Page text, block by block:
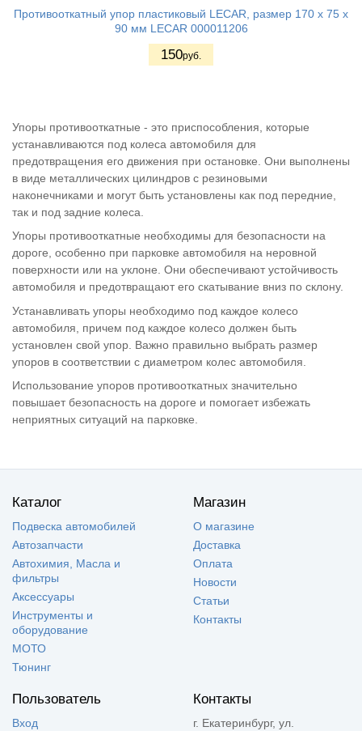
Противооткатный упор пластиковый LECAR, размер 170 х 75 х
90 мм LECAR 000011206
150руб.
Упоры противооткатные - это приспособления, которые
устанавливаются под колеса автомобиля для
предотвращения его движения при остановке. Они выполнены
в виде металлических цилиндров с резиновыми
наконечниками и могут быть установлены как под передние,
так и под задние колеса.
Упоры противооткатные необходимы для безопасности на
дороге, особенно при парковке автомобиля на неровной
поверхности или на уклоне. Они обеспечивают устойчивость
автомобиля и предотвращают его скатывание вниз по склону.
Устанавливать упоры необходимо под каждое колесо
автомобиля, причем под каждое колесо должен быть
установлен свой упор. Важно правильно выбрать размер
упоров в соответствии с диаметром колес автомобиля.
Использование упоров противооткатных значительно
повышает безопасность на дороге и помогает избежать
неприятных ситуаций на парковке.
Каталог
Подвеска автомобилей
Автозапчасти
Автохимия, Масла и
фильтры
Аксессуары
Инструменты и
оборудование
МОТО
Тюнинг
Магазин
О магазине
Доставка
Оплата
Новости
Статьи
Контакты
Пользователь
Вход
Контакты
г. Екатеринбург, ул.